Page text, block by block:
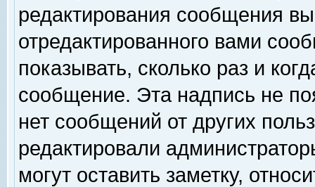
редактирования сообщения
отредактированного вами
показывать, сколько раз и
сообщение. Эта надпись не
нет сообщений от других
редактировали
могут оставить заметку,